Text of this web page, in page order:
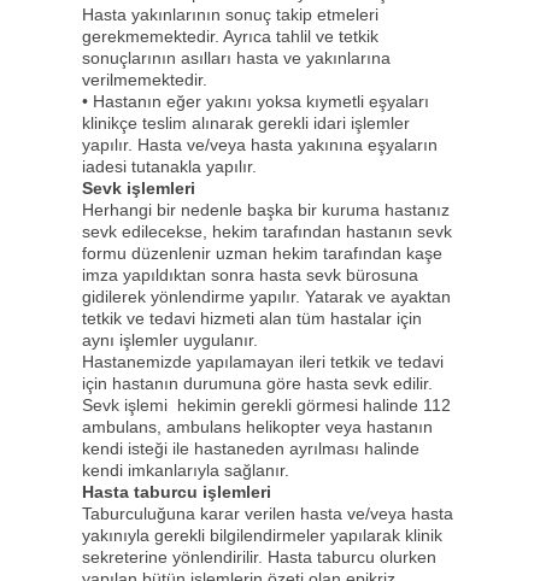
Hasta yakınlarının sonuç takip etmeleri
gerekmemektedir. Ayrıca tahlil ve tetkik
sonuçlarının asılları hasta ve yakınlarına
verilmemektedir.
• Hastanın eğer yakını yoksa kıymetli eşyaları
klinikçe teslim alınarak gerekli idari işlemler
yapılır. Hasta ve/veya hasta yakınına eşyaların
iadesi tutanakla yapılır.
Sevk işlemleri
Herhangi bir nedenle başka bir kuruma hastanız
sevk edilecekse, hekim tarafından hastanın sevk
formu düzenlenir uzman hekim tarafından kaşe
imza yapıldıktan sonra hasta sevk bürosuna
gidilerek yönlendirme yapılır. Yatarak ve ayaktan
tetkik ve tedavi hizmeti alan tüm hastalar için
aynı işlemler uygulanır.
Hastanemizde yapılamayan ileri tetkik ve tedavi
için hastanın durumuna göre hasta sevk edilir.
Sevk işlemi hekimin gerekli görmesi halinde 112
ambulans, ambulans helikopter veya hastanın
kendi isteği ile hastaneden ayrılması halinde
kendi imkanlarıyla sağlanır.
Hasta taburcu işlemleri
Taburculuğuna karar verilen hasta ve/veya hasta
yakınıyla gerekli bilgilendirmeler yapılarak klinik
sekreterine yönlendirilir. Hasta taburcu olurken